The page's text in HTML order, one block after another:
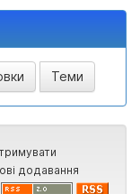
додавання